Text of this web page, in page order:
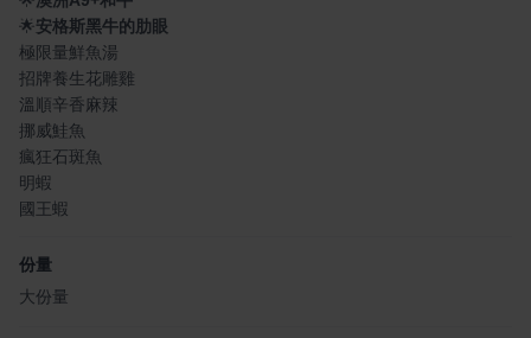
🌟安格斯黑牛的肋眼
極限量鮮魚湯
招牌養生花雕雞
溫順辛香麻辣
挪威鮭魚
瘋狂石斑魚
明蝦
國王蝦
份量
大份量